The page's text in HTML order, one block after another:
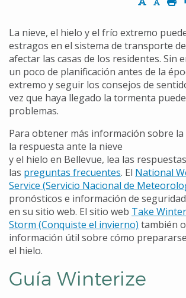
La nieve, el hielo y el frío extremo
estragos en el sistema de transporte
afectar las casas de los residentes. Sin
un poco de planificación antes de la
extremo y seguir los consejos de
vez que haya llegado la tormenta
problemas.
Para obtener más información sobre
la respuesta ante la nieve
y el hielo en Bellevue, lea las
las preguntas frecuentes. El National
Service (Servicio Nacional de
pronósticos e información de
en su sitio web. El sitio web Take
Storm (Conquiste el invierno) también
información útil sobre cómo
el hielo.
Guía Winterize